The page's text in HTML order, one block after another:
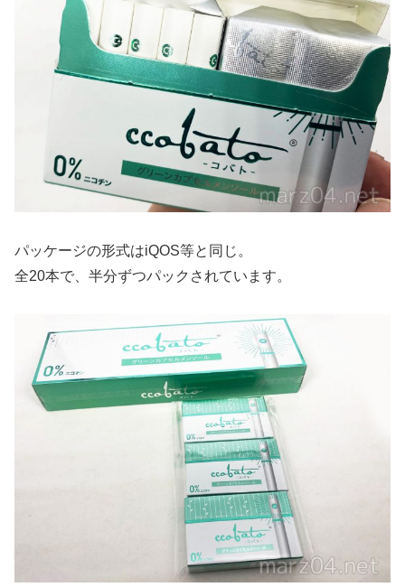
パッケージの形式はiQOS等と同じ。
全20本で、半分ずつパックされています。